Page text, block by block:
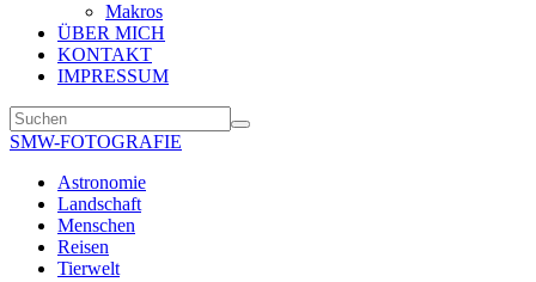
Makros
ÜBER MICH
KONTAKT
IMPRESSUM
SMW-FOTOGRAFIE
Astronomie
Landschaft
Menschen
Reisen
Tierwelt